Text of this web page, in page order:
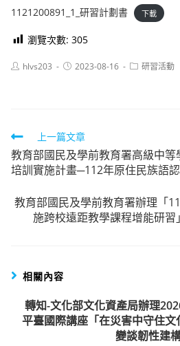
1121200891_1_研習計劃書 下載
瀏覽次數: 305
Posthlvs203
Post2023-08-16
Post研習活動
Read
more
articles
上一篇文章
教育部國民及學前教育署高級中
培訓實施計畫─112年原住民族語
教育部國民及學前教育署辦理「
施跨校遠距教學課程增能研習
相關內容
轉知-文化部文化資產局辦理
平臺國際講座「在災害中守住
變談韌性建構